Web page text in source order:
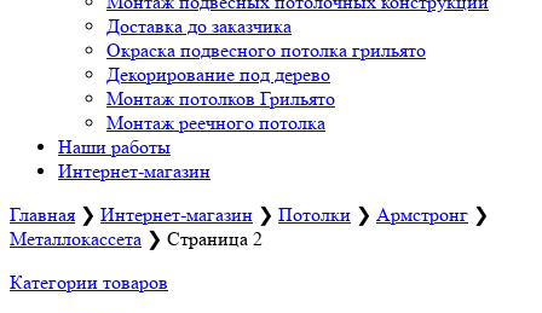
Доставка до заказчика
Окраска подвесного потолка грильято
Декорирование под дерево
Монтаж потолков Грильято
Монтаж реечного потолка
Наши работы
Интернет-магазин
Главная ❯ Интернет-магазин ❯ Потолки ❯ Армстронг ❯
Металлокассета ❯ Страница 2
Категории товаров